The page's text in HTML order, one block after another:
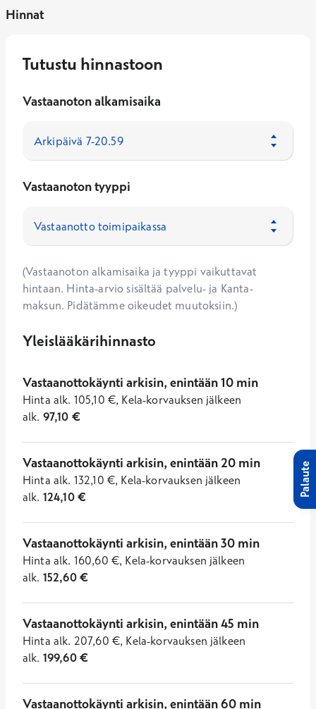
Hinnat
Tutustu hinnastoon
Vastaanoton alkamisaika
Vastaanoton tyyppi
(Vastaanoton alkamisaika ja tyyppi vaikuttavat
hintaan. Hinta-arvio sisältää palvelu- ja Kanta-
maksun. Pidätämme oikeudet muutoksiin.)
Yleislääkärihinnasto
Vastaanottokäynti arkisin, enintään 10 min
Hinta alk. 105,10 €, Kela-korvauksen jälkeen
alk. 97,10 €
Vastaanottokäynti arkisin, enintään 20 min
Hinta alk. 132,10 €, Kela-korvauksen jälkeen
alk. 124,10€
Vastaanottokäynti arkisin, enintään 30 min
Hinta alk. 160,60 €, Kela-korvauksen jälkeen
alk. 152,60€
Vastaanottokäynti arkisin, enintään 45 min
Hinta alk. 207,60 €, Kela-korvauksen jälkeen
alk. 199,60€
Vastaanottokäynti arkisin, enintään 60 min
Palaute